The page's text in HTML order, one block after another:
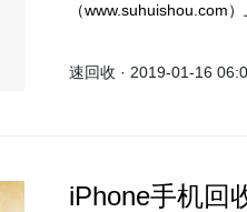
（www.suhuishou.com
速回收 · 2019-01-16
iPhone手机回